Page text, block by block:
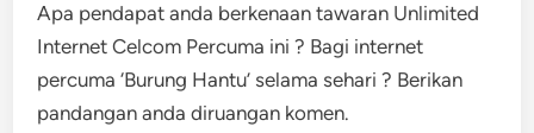
Apa pendapat anda berkenaan tawaran Unlimited
Internet Celcom Percuma ini ? Bagi internet
percuma ‘Burung Hantu’ selama sehari ? Berikan
pandangan anda diruangan komen.